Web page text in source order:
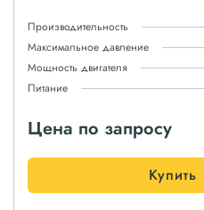
Производительность
Максимальное давление
Мощность двигателя
Питание
Цена по запросу
Купить